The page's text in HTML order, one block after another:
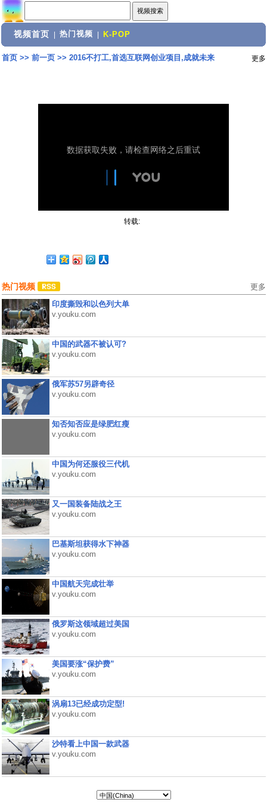
视频首页 热门视频 K-POP
首页>> 前一页>> 2016不打工,首选互联网创业项目,成就未来 更多
转载:
热门视频 更多
印度撕毁和以色列大单
v.youku.com
中国的武器不被认可?
v.youku.com
俄军苏57另辟奇径
v.youku.com
知否知否应是绿肥红瘦
v.youku.com
中国为何还服役三代机
v.youku.com
又一国装备陆战之王
v.youku.com
巴基斯坦获得水下神器
v.youku.com
中国航天完成壮举
v.youku.com
俄罗斯这领域超过美国
v.youku.com
美国要涨“保护费”
v.youku.com
涡扇13已经成功定型!
v.youku.com
沙特看上中国一款武器
v.youku.com